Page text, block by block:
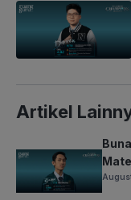
Artikel